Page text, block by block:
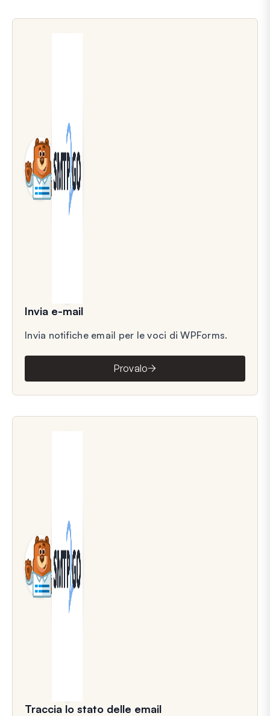
Invia e-mail
Invia notifiche email per le voci di WPForms.
Provalo
Traccia lo stato delle email